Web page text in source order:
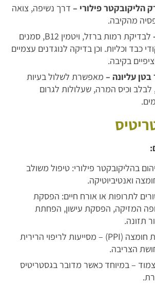
הליקובקטר פילורי – דרך נשיפה, צואה
מהקיבה.
לבדיקת רמות ברזל, ויטמין B12, סמנים
כבד וכליות. וכן בדיקה לנוגדנים עצמיים
בקיבה.
עליונה – מאפשרת לשלול בעיות
וכיס המרה, שעלולות לגרום
בהליקובקטר פילורי: טיפול משולב
ואנטיביוטיקה.
לתרופות או אורח חיים: הפסקת
המזיקה, הפסקת עישון, הפחתת
תזונה.
תרופות נוגדות חומצה (PPI) – מסייעות לריפוי הרירית
הצריבה.
– במיוחד כאשר מדובר בגסטריטיס